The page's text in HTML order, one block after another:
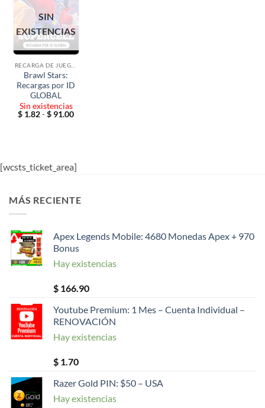
SIN
EXISTENCIAS
Brawl Stars:
Recargas por ID
GLOBAL
Sin existencias
$ 1.82 - $ 91.00Rango
[wcsts_ticket_area]
MÁS RECIENTE
Apex Legends Mobile: 4680 Monedas Apex + 970
Bonus
Hay existencias
$ 166.90
Youtube Premium: 1 Mes – Cuenta Individual –
RENOVACIÓN
Hay existencias
$ 1.70
Razer Gold PIN: $50 – USA
Hay existencias